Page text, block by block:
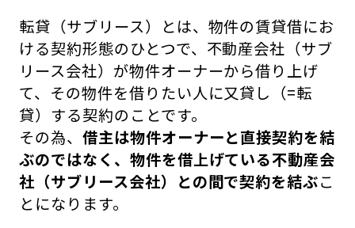
転貸（サブリース）とは、物件の賃貸借にお
ける契約形態のひとつで、不動産会社（サブ
リース会社）が物件オーナーから借り上げ
て、その物件を借りたい人に又貸し（=転
貸）する契約のことです。
その為、 借主は物件オーナーと直接契約を結
ぶのではなく、物件を借上げている不動産会
社（サブリース会社）との間で契約を結ぶこ
とになります。